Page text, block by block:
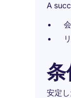
A
安定